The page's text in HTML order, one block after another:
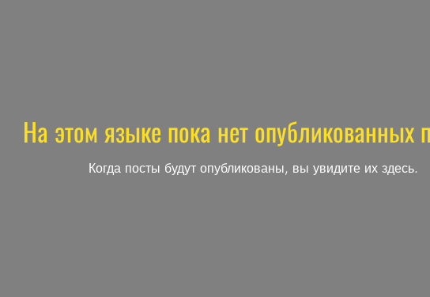
На этом языке пока нет опубликованных
Когда посты будут опубликованы, вы увидите их здесь.